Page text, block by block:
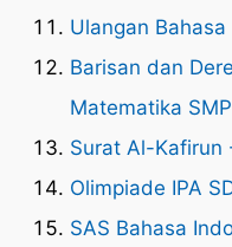
Ulangan Bahasa
Barisan dan
Matematika
Surat Al-Kafirun
Olimpiade IPA
SAS Bahasa